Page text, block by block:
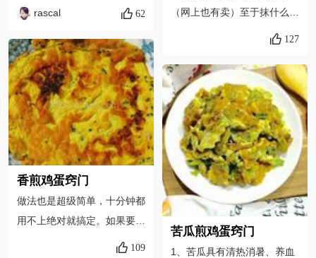
定要晃一晃马勺，省的一会煎
入鸡蛋液也要晃一晃马勺，要
不鸡蛋受热会不均匀。 4、翻
面的时候一定要用锅铲小心
翻，我就是只顾着拍照，有一
点没有翻好。
rascal 62
香煎鸡蛋窍门
做法也是超级简单，十分钟都
用不上绝对就搞定。如果要吃
嫩一点的，可以掌握火候早一
109
（网上也有卖）至于抹什么酱
根据自己喜欢的口味来，爱吃
要把握好时间千万别煎糊了。
3.用馄炖皮做薄脆，馄炖皮外
边有卖或者饺子皮都可以。4.
饼子里卷什么也随自己喜好
来。
127
苦瓜煎鸡蛋窍门
1、苦瓜具有清热消暑、养血